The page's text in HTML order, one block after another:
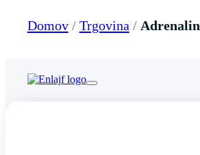
Domov/ Trgovina / Adrenalin